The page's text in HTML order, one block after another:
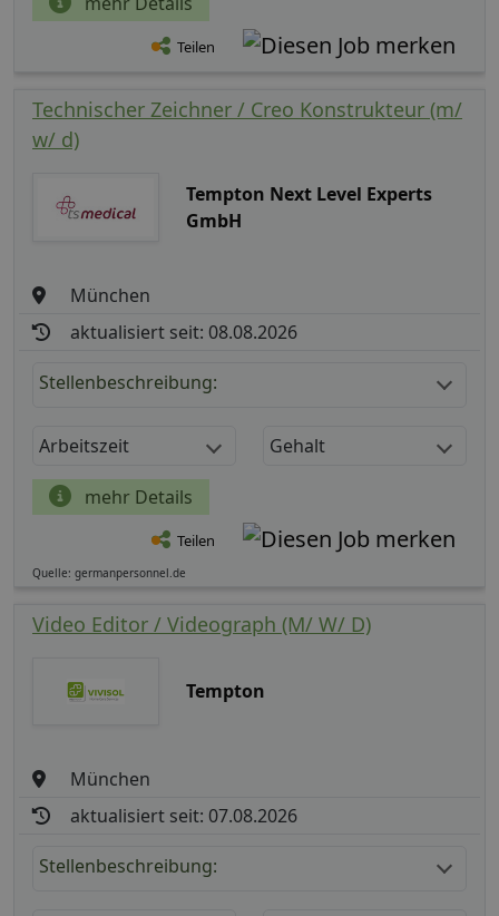
Teilen
Technischer Zeichner / Creo Konstrukteur (m/
w/ d)
Tempton Next Level Experts
GmbH
München
aktualisiert seit: 08.08.2026
Stellenbeschreibung:
Arbeitszeit Gehalt
mehr Details
Teilen
Quelle: germanpersonnel.de
Video Editor / Videograph (M/ W/ D)
Tempton
München
aktualisiert seit: 07.08.2026
Stellenbeschreibung: